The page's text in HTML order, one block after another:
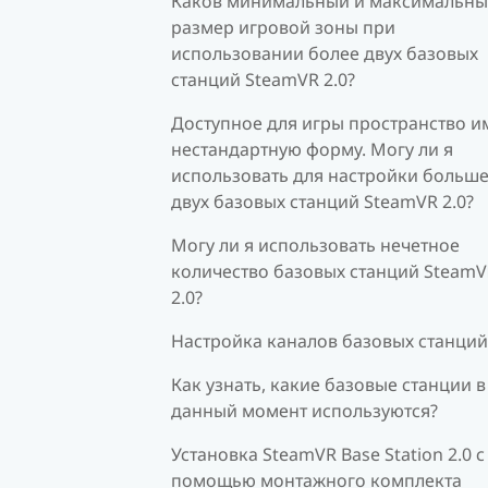
размер игровой зоны при
использовании более двух базовых
станций SteamVR 2.0?
Доступное для игры пространство
нестандартную форму. Могу ли я
использовать для настройки больше
двух базовых станций SteamVR 2.0?
Могу ли я использовать нечетное
количество базовых станций
2.0?
Настройка каналов базовых станций
Как узнать, какие базовые станции в
данный момент используются?
Установка SteamVR Base Station 2.0 с
помощью монтажного комплекта